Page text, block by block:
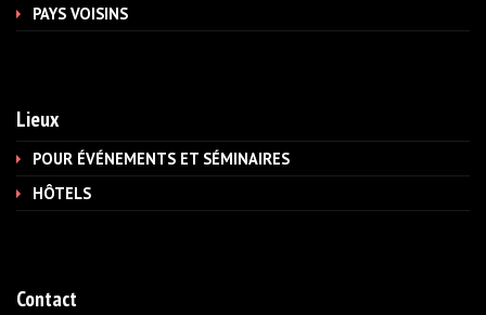
PAYS VOISINS
Lieux
POUR ÉVÉNEMENTS ET SÉMINAIRES
HÔTELS
Contact